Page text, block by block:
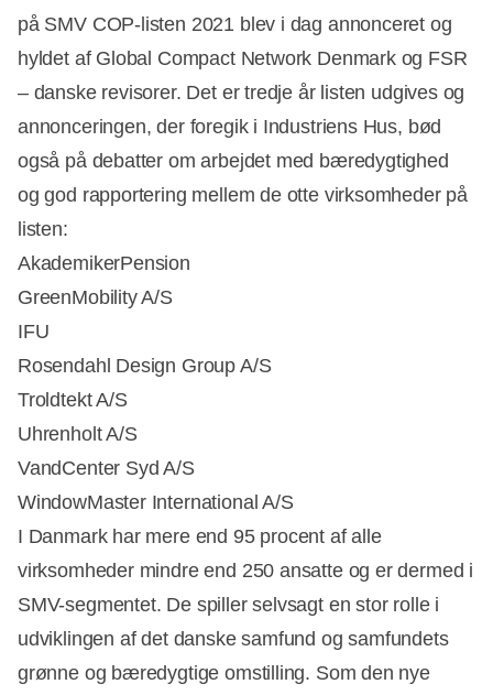
på SMV COP-listen 2021 blev i dag annonceret og
hyldet af Global Compact Network Denmark og FSR
– danske revisorer. Det er tredje år listen udgives og
annonceringen, der foregik i Industriens Hus, bød
også på debatter om arbejdet med bæredygtighed
og god rapportering mellem de otte virksomheder på
listen:
AkademikerPension
GreenMobility A/S
IFU
Rosendahl Design Group A/S
Troldtekt A/S
Uhrenholt A/S
VandCenter Syd A/S
WindowMaster International A/S
I Danmark har mere end 95 procent af alle
virksomheder mindre end 250 ansatte og er dermed i
SMV-segmentet. De spiller selvsagt en stor rolle i
udviklingen af ​​det danske samfund og samfundets
grønne og bæredygtige omstilling. Som den nye